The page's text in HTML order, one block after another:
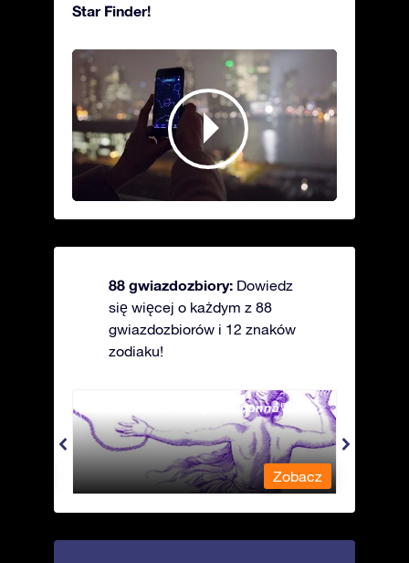
Star Finder!
88 gwiazdozbiory: Dowiedz
się więcej o każdym z 88
gwiazdozbiorów i 12 znaków
zodiaku!
Andromeda - Związana panna
Zobacz